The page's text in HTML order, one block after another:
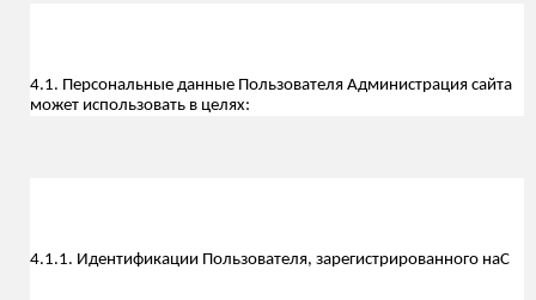
4.1. Персональные данные Пользователя Администрация сайта
может использовать в целях:
4.1.1. Идентификации Пользователя, зарегистрированного наС